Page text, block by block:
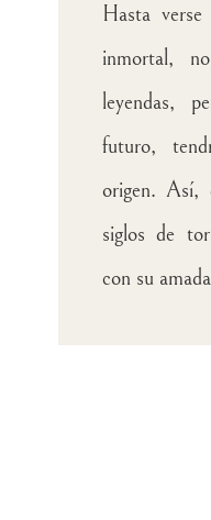
Hasta
inmortal,
leyendas,
futuro,
origen. Así,
siglos de
con su